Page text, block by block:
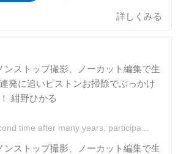
詳しくみる
ンストップ撮影、ノーカット編集で生
発に追いピストンお掃除でぶっかけ
紺野ひかる
time after many years, participa...
ンストップ撮影、ノーカット編集で生